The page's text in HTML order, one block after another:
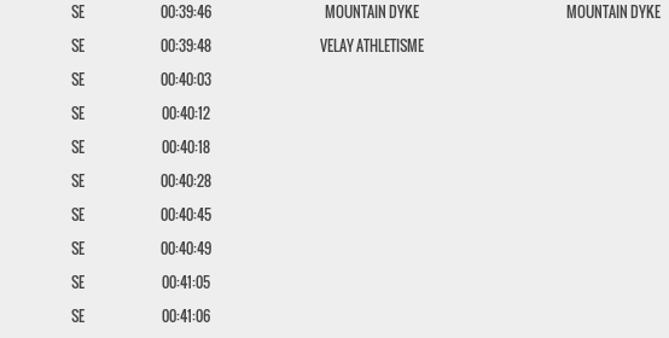
SE 00:39:46 MOUNTAIN DYKE
MOUNTAIN DYKE
SE 00:39:48
VELAY ATHLETISME
SE
00:40:03
SE
00:40:12
SE
00:40:18
SE
00:40:28
SE
00:40:45
SE
00:40:49
SE
00:41:05
SE
00:41:06